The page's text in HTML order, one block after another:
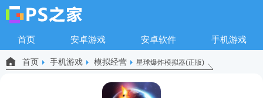
首页 安卓游戏 安卓软件 手机游戏
首页 手机游戏 模拟经营 星球爆炸模拟器(正版)